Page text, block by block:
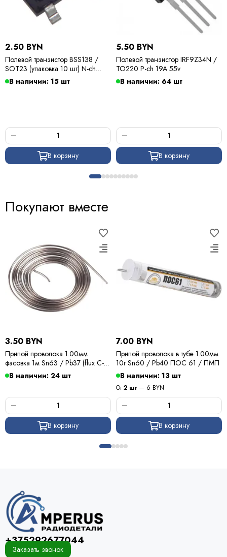
2.50 BYN
Полевой транзистор BSS138 /
SOT23 (упаковка 10 шт) N-ch
0,22A 50v
В наличии: 15 шт
В корзину
5.50 BYN
Полевой транзистор IRF9Z34N /
TO220 P-ch 19A 55v
В наличии: 64 шт
В корзину
Покупают вместе
3.50 BYN
Припой проволока 1.00мм
фасовка 1м Sn63 / Pb37 (flux C-6)
ПОС 63 / Kewei
В наличии: 24 шт
В корзину
7.00 BYN
Припой проволока в тубе 1.00мм
10г Sn60 / Pb40 ПОС 61 / ПМП
В наличии: 13 шт
От2 шт — 6 BYN
В корзину
+375292677044
Заказать звонок